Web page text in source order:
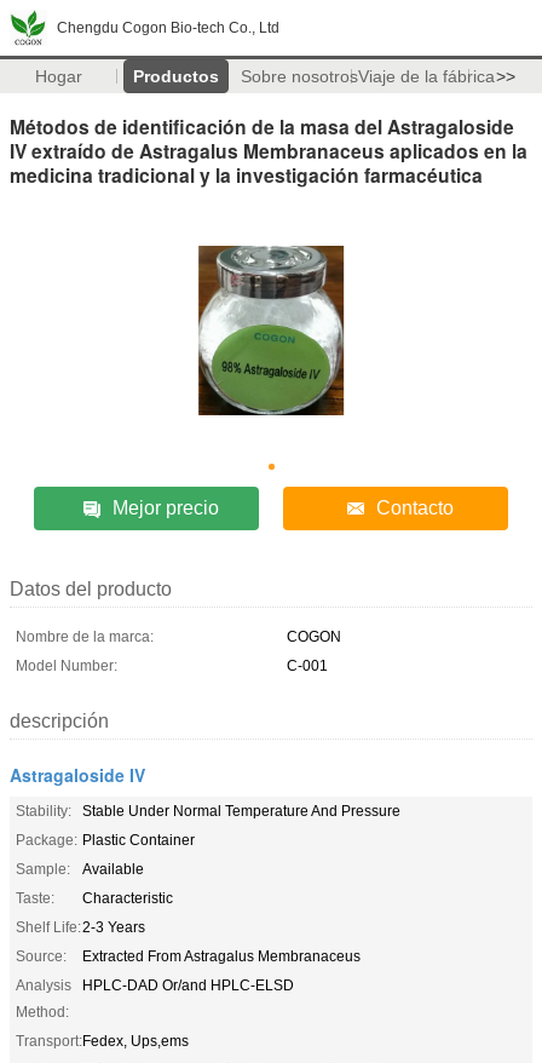
Chengdu Cogon Bio-tech Co., Ltd
Hogar Productos Sobre nosotrosViaje de la fábrica>>
Métodos de identificación de la masa del Astragaloside
IV extraído de Astragalus Membranaceus aplicados en la
medicina tradicional y la investigación farmacéutica
Mejor precio Contacto
Datos del producto
Nombre de la marca:
COGON
Model Number:
C-001
descripción
Astragaloside IV
Stability:
Stable Under Normal Temperature And Pressure
Package: Plastic Container
Sample:
Available
Taste:
Characteristic
Shelf Life:2-3 Years
Source:
Extracted From Astragalus Membranaceus
Analysis
Method:
HPLC-DAD Or/and HPLC-ELSD
Transport:Fedex, Ups,ems